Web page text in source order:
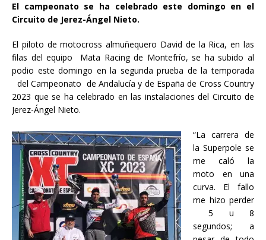
El campeonato se ha celebrado este domingo en el
Circuito de Jerez-Ángel Nieto.
El piloto de motocross almuñequero David de la Rica, en las
filas del equipo Mata Racing de Montefrío, se ha subido al
podio este domingo en la segunda prueba de la temporada
del Campeonato de Andalucía y de España de Cross Country
2023 que se ha celebrado en las instalaciones del Circuito de
Jerez-Ángel Nieto.
“La carrera de
la Superpole se
me caló la
moto en una
curva. El fallo
me hizo perder
5 u 8
segundos; a